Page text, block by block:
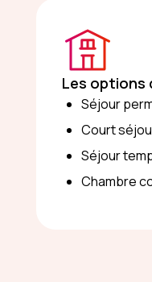
Les options
Séjour
Court
Séjour
Chambre